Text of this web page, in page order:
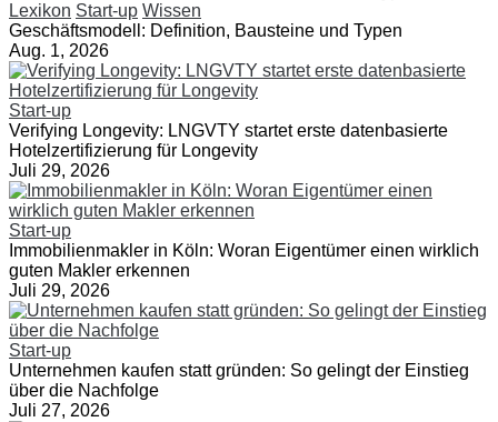
Lexikon Start-up Wissen
Geschäftsmodell: Definition, Bausteine und Typen
Aug. 1, 2026
Start-up
Verifying Longevity: LNGVTY startet erste datenbasierte
Hotelzertifizierung für Longevity
Juli 29, 2026
Start-up
Immobilienmakler in Köln: Woran Eigentümer einen wirklich
guten Makler erkennen
Juli 29, 2026
Start-up
Unternehmen kaufen statt gründen: So gelingt der Einstieg
über die Nachfolge
Juli 27, 2026